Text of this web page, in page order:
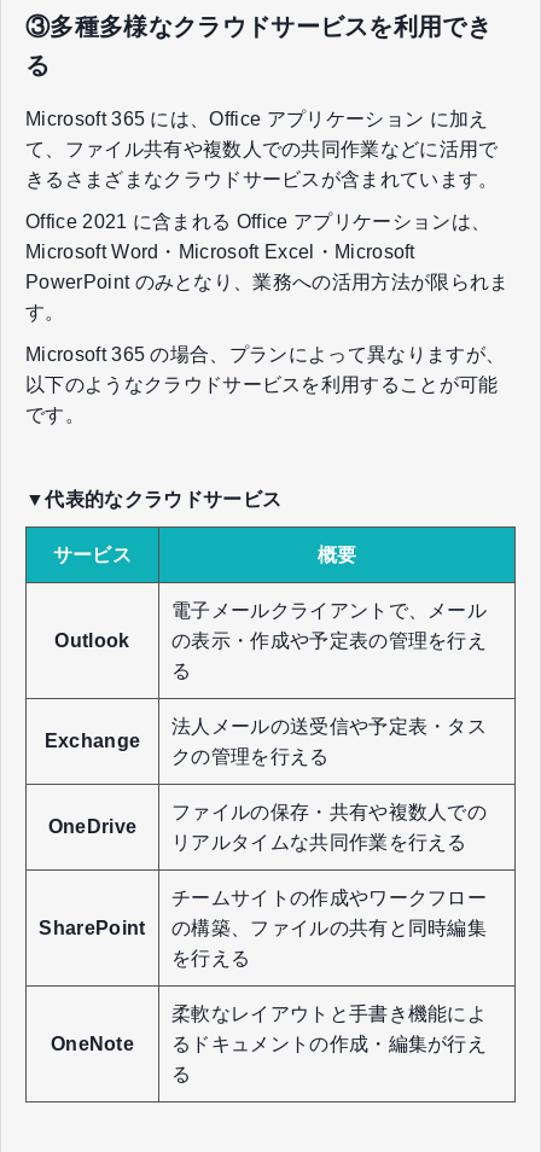
③多種多様なクラウドサービスを利用でき
る
Microsoft 365 には、Office アプリケーション に加え
て、ファイル共有や複数人での共同作業などに活用で
きるさまざまなクラウドサービスが含まれています。
Office 2021 に含まれる Office アプリケーションは、
Microsoft Word・Microsoft Excel・Microsoft
PowerPoint のみとなり、業務への活用方法が限られま
す。
Microsoft 365 の場合、プランによって異なりますが、
以下のようなクラウドサービスを利用することが可能
です。
▼代表的なクラウドサービス
サービス 概要
Outlook
電子メールクライアントで、メール
の表示・作成や予定表の管理を行え
る
Exchange
法人メールの送受信や予定表・タス
クの管理を行える
OneDrive
ファイルの保存・共有や複数人での
リアルタイムな共同作業を行える
SharePoint
チームサイトの作成やワークフロー
の構築、ファイルの共有と同時編集
を行える
OneNote
柔軟なレイアウトと手書き機能によ
るドキュメントの作成・編集が行え
る